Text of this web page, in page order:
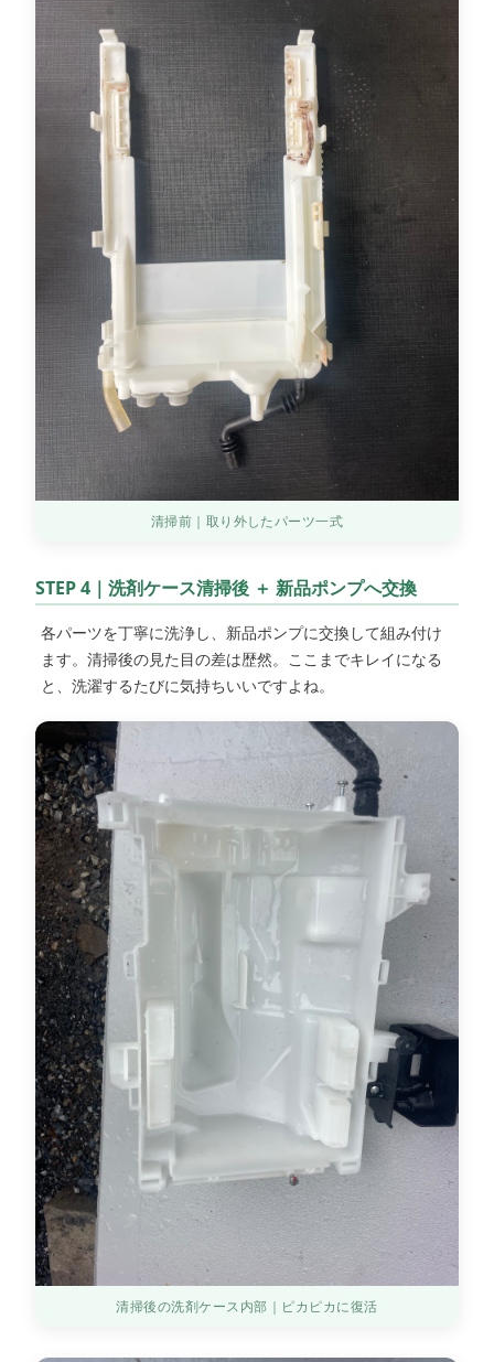
清掃前｜取り外したパーツ一式
STEP 4｜洗剤ケース清掃後 ＋ 新品ポンプへ交換
各パーツを丁寧に洗浄し、新品ポンプに交換して組み付け
ます。清掃後の見た目の差は歴然。ここまでキレイになる
と、洗濯するたびに気持ちいいですよね。
清掃後の洗剤ケース内部｜ピカピカに復活